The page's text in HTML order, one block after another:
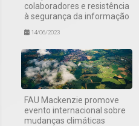
colaboradores e resistência
à segurança da informação
14/06/2023
FAU Mackenzie promove
evento internacional sobre
mudanças climáticas